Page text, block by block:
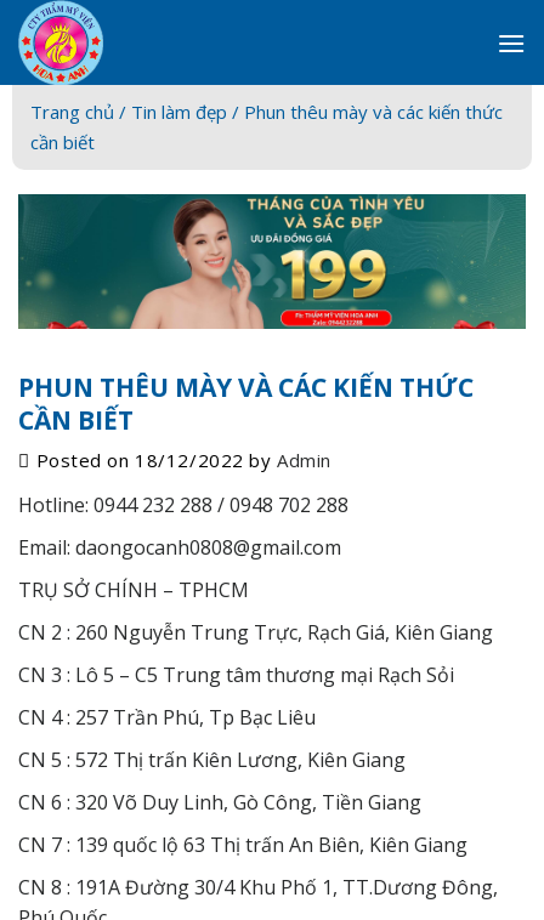
Skip
to
content
Trang chủ / Tin làm đẹp / Phun thêu mày và các kiến thức
cần biết
PHUN THÊU MÀY VÀ CÁC KIẾN THỨC
CẦN BIẾT
Posted on 18/12/2022 byAdmin
Hotline: 0944 232 288 / 0948 702 288
Email: daongocanh0808@gmail.com
TRỤ SỞ CHÍNH – TPHCM
CN 2 : 260 Nguyễn Trung Trực, Rạch Giá, Kiên Giang
CN 3 : Lô 5 – C5 Trung tâm thương mại Rạch Sỏi
CN 4 : 257 Trần Phú, Tp Bạc Liêu
CN 5 : 572 Thị trấn Kiên Lương, Kiên Giang
CN 6 : 320 Võ Duy Linh, Gò Công, Tiền Giang
CN 7 : 139 quốc lộ 63 Thị trấn An Biên, Kiên Giang
CN 8 : 191A Đường 30/4 Khu Phố 1, TT.Dương Đông,